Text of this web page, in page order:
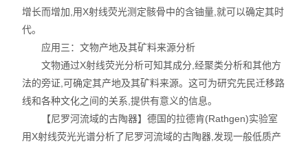
增长而增加,用X射线荧光测定骸骨中的含铀量,就可以确定其时
代。
应用三：文物产地及其矿料来源分析
文物通过X射线荧光分析可知其成分,经聚类分析和其他方
法的旁证,可确定其产地及其矿料来源。这可为研究先民迁移路
线和各种文化之间的关系,提供有意义的信息。
【尼罗河流域的古陶器】德国的拉德肯(Rathgen)实验室
用X射线荧光光谱分析了尼罗河流域的古陶器,发现一般低质产